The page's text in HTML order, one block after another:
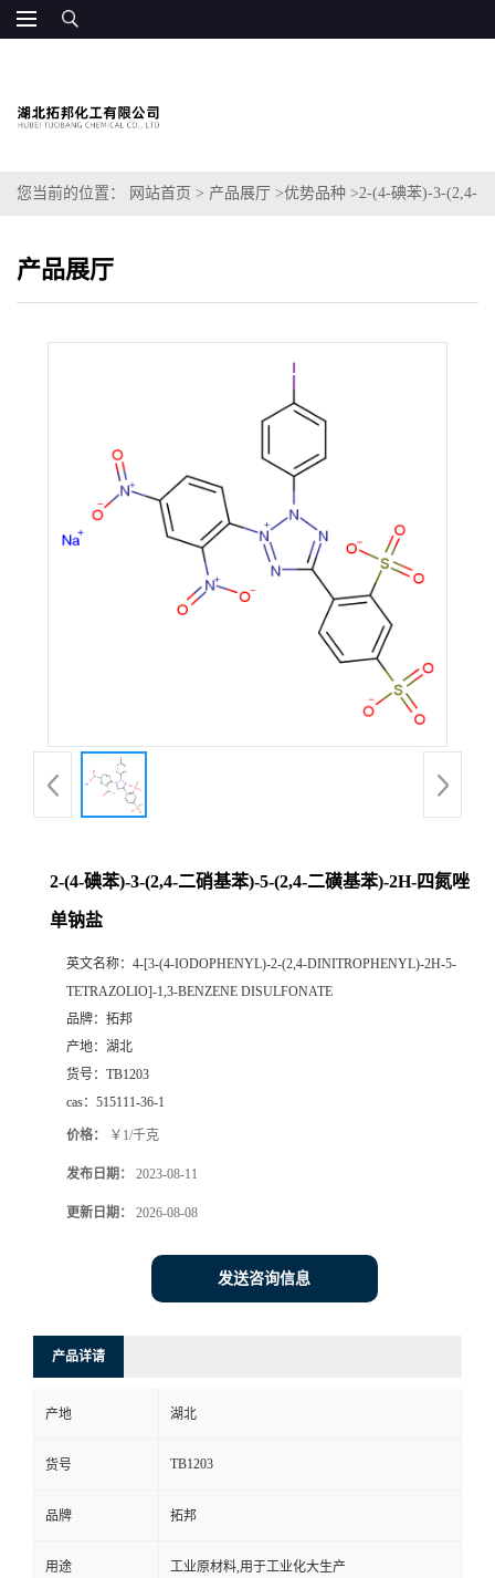
您当前的位置： 网站首页 > 产品展厅 >优势品种 >2-(4-碘苯)-3-(2,4-
产品展厅
2-(4-碘苯)-3-(2,4-二硝基苯)-5-(2,4-二磺基苯)-2H-四氮唑
单钠盐
英文名称： 4-[3-(4-IODOPHENYL)-2-(2,4-DINITROPHENYL)-2H-5-
TETRAZOLIO]-1,3-BENZENE DISULFONATE
品牌： 拓邦
产地： 湖北
货号： TB1203
cas： 515111-36-1
价格： ￥1/千克
发布日期： 2023-08-11
更新日期： 2026-08-08
发送咨询信息
产品详请
产地 湖北
货号 TB1203
品牌 拓邦
用途 工业原材料,用于工业化大生产